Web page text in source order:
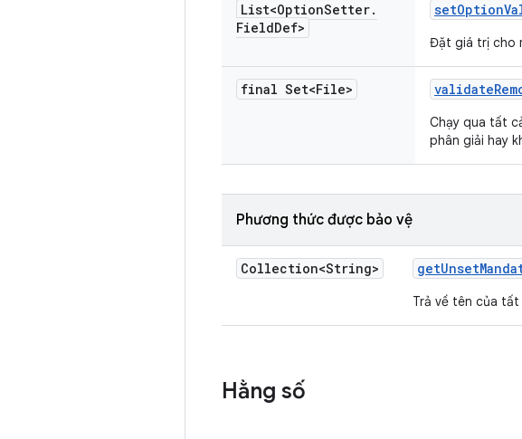
List<OptionSetter.
FieldDef>
setOption
Đặt giá trị cho
final Set<File> validate
Chạy qua tất
phân giải hay
Phương thức được bảo vệ
Collection<String> getUnset
Trả về tên của tất
Hằng số